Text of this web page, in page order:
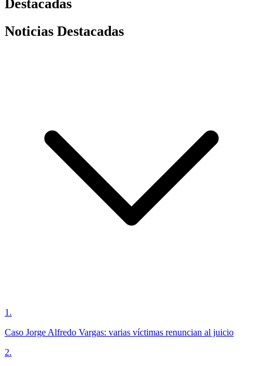
Destacadas
Noticias Destacadas
1 .
Caso Jorge Alfredo Vargas: varias víctimas renuncian al juicio
2.